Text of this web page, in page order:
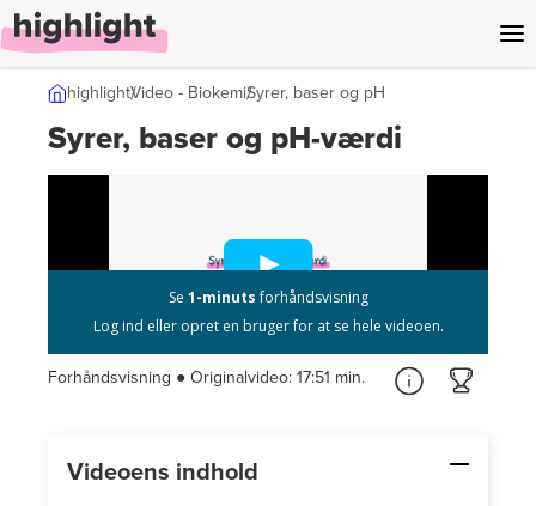
highlightVideo - BiokemiSyrer, baser og pH
Syrer, baser og pH-værdi
Forhåndsvisning ● Originalvideo:17:51 min.
Videoens indhold